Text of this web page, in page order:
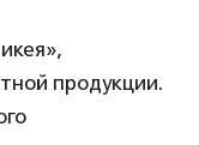
продукции.